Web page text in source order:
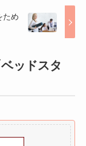
ため
ッドスタ